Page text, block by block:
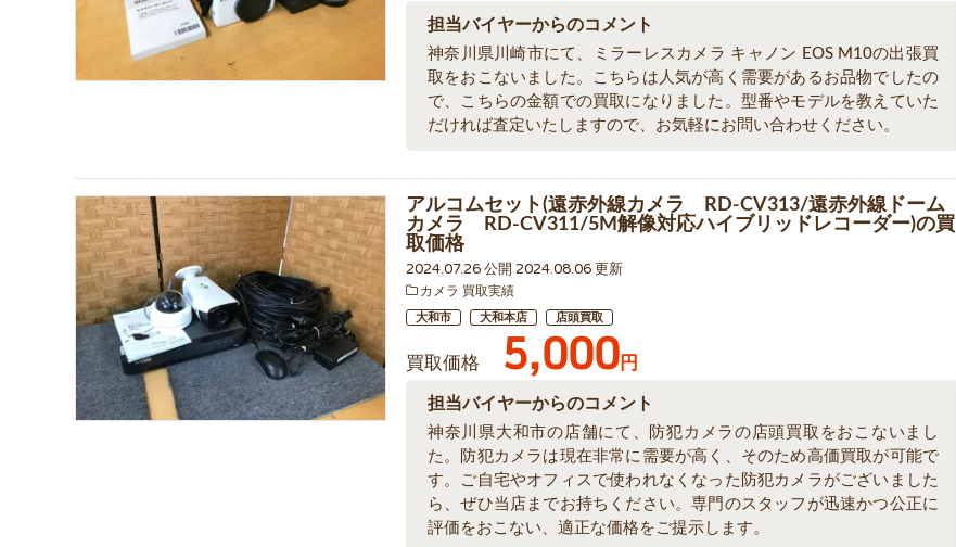
担当バイヤーからのコメント
神奈川県川崎市にて、ミラーレスカメラ キャノン EOS M10の出張買
取をおこないました。こちらは人気が高く需要があるお品物でしたの
で、こちらの金額での買取になりました。型番やモデルを教えていた
だければ査定いたしますので、お気軽にお問い合わせください。
アルコムセット(遠赤外線カメラ RD-CV313/遠赤外線ドーム
カメラ RD-CV311/5M解像対応ハイブリッドレコーダー)の買
取価格
2024.07.26 公開 2024.08.06 更新
カメラ 買取実績
大和市 大和本店 店頭買取
買取価格 5,000円
担当バイヤーからのコメント
神奈川県大和市の店舗にて、防犯カメラの店頭買取をおこないまし
た。防犯カメラは現在非常に需要が高く、そのため高価買取が可能で
す。ご自宅やオフィスで使われなくなった防犯カメラがございました
ら、ぜひ当店までお持ちください。専門のスタッフが迅速かつ公正に
評価をおこない、適正な価格をご提示します。